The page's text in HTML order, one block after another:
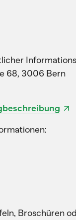
68, 3006 Bern
Broschüren